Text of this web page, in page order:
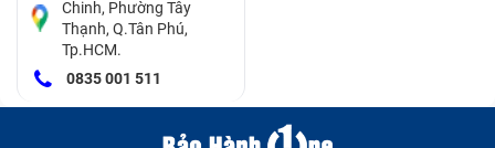
âm lượng rất bé, ngay cả khi bạn đã tăng đến mức
tối đa, có thể loa đang gặp vấn đề về hiệu suất.
Chinh, Phường Tây
Thạnh, Q.Tân Phú,
Tp.HCM.
0835 001 511